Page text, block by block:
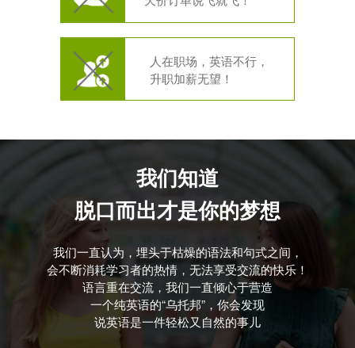
人在职场，英语不行，
升职加薪无望！
我们知道
脱口而出才是你的梦想
我们一直认为，埋头于枯燥的语法和句式之间，
会不断消耗学习者的热情，无法享受交流的快乐！
语言重在交流，我们一直倾心于营造
一个纯英语的“乌托邦”，你会发现
说英语是一件轻松又自然的事儿